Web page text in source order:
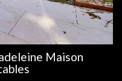
Maison